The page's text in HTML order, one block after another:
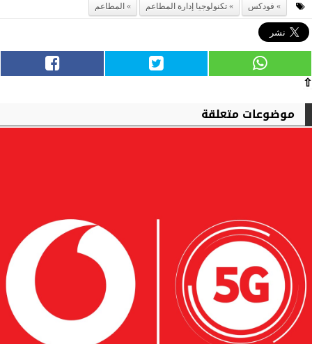
فودكس تكنولوجيا إدارة المطاعم المطاعم
⇧
موضوعات متعلقة